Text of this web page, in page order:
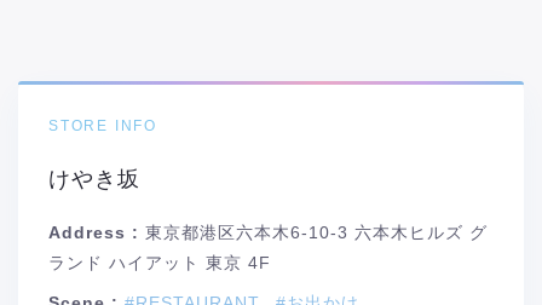
STORE INFO
けやき坂
Address : 東京都港区六本木6-10-3 六本木ヒルズ グ
ランド ハイアット 東京 4F